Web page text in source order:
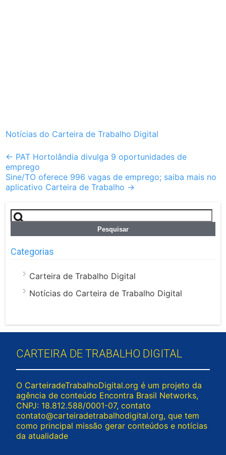
Notícias do Carteira de Trabalho Digital
Post
navigation
← PAT Hortolândia divulga 9 oportunidades de
emprego
Sine/TO oferece 996 vagas de emprego; saiba mais no
aplicativo Carteira de Trabalho →
Pesquisar
por:
Categorias
Carteira de Trabalho Digital
Notícias do Carteira de Trabalho Digital
CARTEIRA DE TRABALHO DIGITAL
O CarteiradeTrabalhoDigital.org é um projeto da
agência de conteúdo Encontra Brasil Networks,
CNPJ: 18.812.588/0001-07, contato
contato@carteiradetrabalhodigital.org, que tem
como principal missão gerar conteúdos e notícias
da atualidade